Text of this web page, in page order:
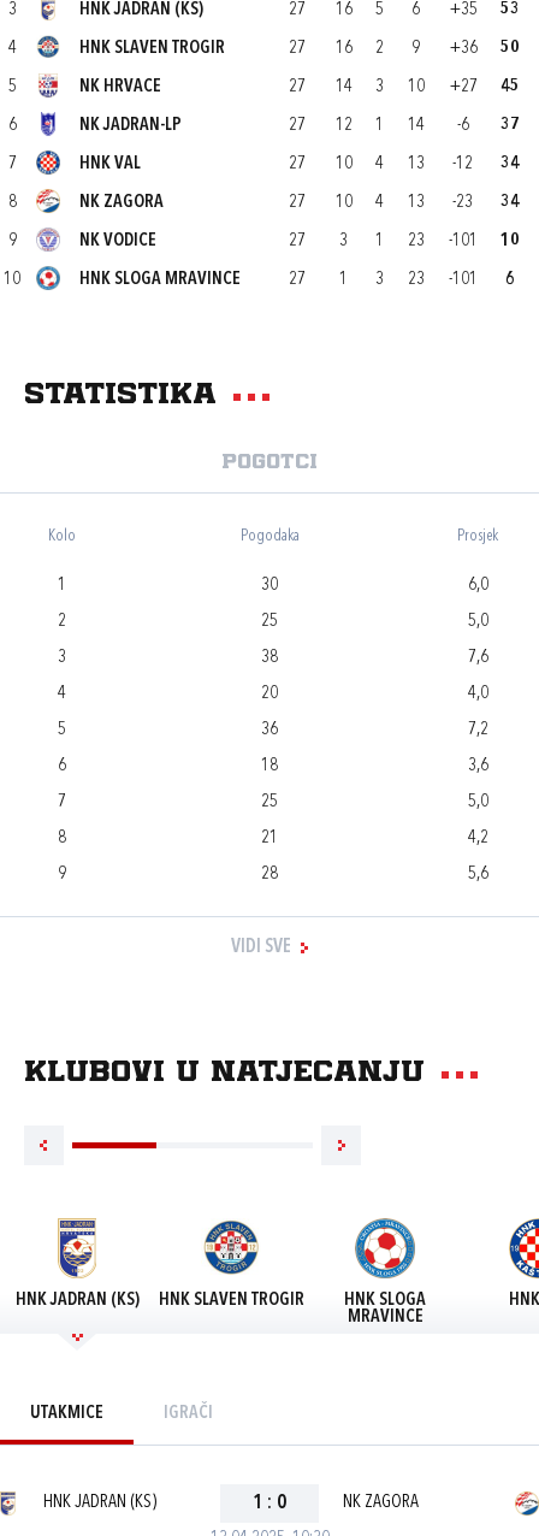
3 HNK JADRAN (KS) 27 16 5 6 +35 53
4 HNK SLAVEN TROGIR 27 16 2 9 +36 50
5 NK HRVACE 27 14 3 10 +27 45
6 NK JADRAN-LP 27 12 1 14 -6 37
7 HNK VAL 27 10 4 13 -12 34
8 NK ZAGORA 27 10 4 13 -23 34
9 NK VODICE 27 3 1 23 -101 10
10 HNK SLOGA MRAVINCE 27 1 3 23 -101 6
Statistika
Pogotci
Kolo Pogodaka Prosjek
1 30
6,0
2
25
5,0
3
38
7,6
4
20
4,0
5
36
7,2
6
18
3,6
7
25
5,0
8
21
4,2
9
28 5,6
VIDI SVE
Klubovi u natjecanju
HNK JADRAN (KS) HNK SLAVEN TROGIR
HNK SLOGA
MRAVINCE
UTAKMICE IGRAČI
HNK JADRAN (KS) 1 : 0 NK ZAGORA